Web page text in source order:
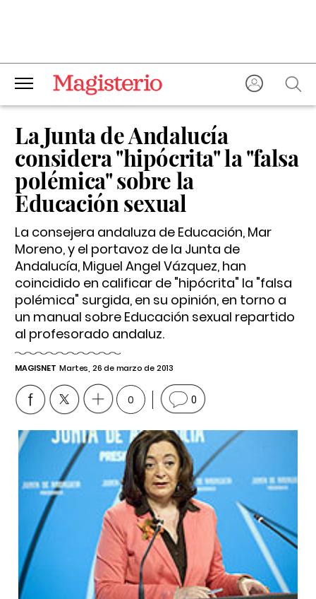
La Junta de Andalucía
considera "hipócrita" la "falsa
polémica" sobre la
Educación sexual
La consejera andaluza de Educación, Mar
Moreno, y el portavoz de la Junta de
Andalucía, Miguel Angel Vázquez, han
coincidido en calificar de "hipócrita" la "falsa
polémica" surgida, en su opinión, en torno a
un manual sobre Educación sexual repartido
al profesorado andaluz.
MAGISNET Martes, 26 de marzo de 2013
0 0